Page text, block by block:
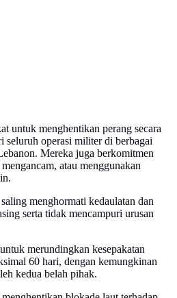
untuk menghentikan perang secara
seluruh operasi militer di berbagai
Mereka juga berkomitmen
atau menggunakan
menghormati kedaulatan dan
serta tidak mencampuri urusan
merundingkan kesepakatan
60 hari, dengan kemungkinan
kedua belah pihak.